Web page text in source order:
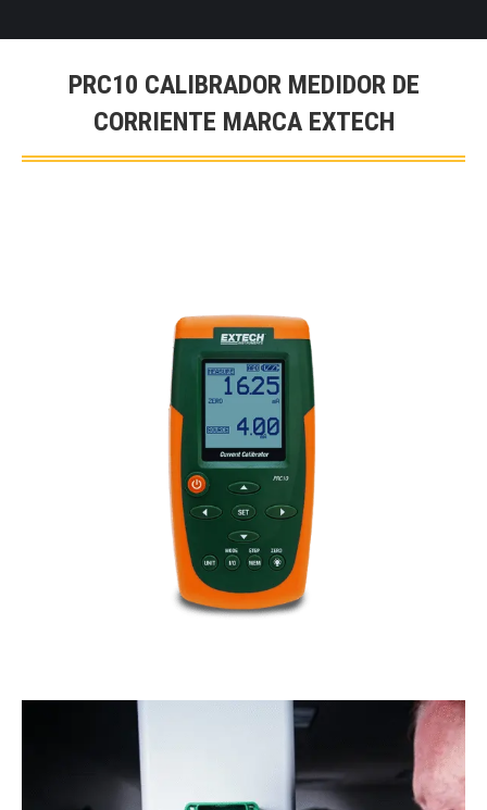
PRC10 CALIBRADOR MEDIDOR DE
CORRIENTE MARCA EXTECH